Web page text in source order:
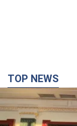
TOP NEWS